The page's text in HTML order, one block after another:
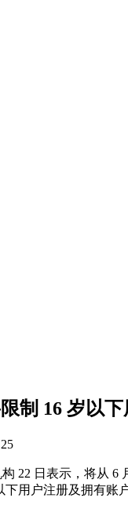
制 16 岁以
25
22 日表示，将从
用户注册及拥有账